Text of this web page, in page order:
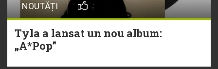
NOUTĂȚI
Tyla a lansat un nou album:
„A*Pop”